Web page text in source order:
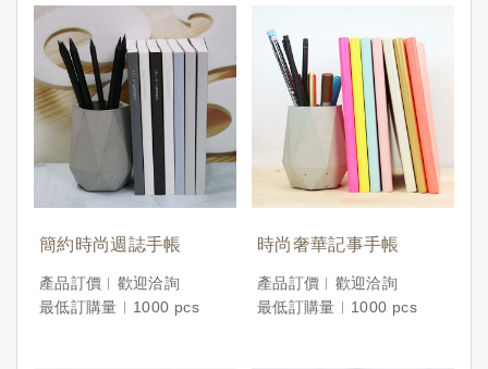
簡約時尚週誌手帳
產品訂價︱歡迎洽詢
最低訂購量︱1000 pcs
時尚奢華記事手帳
產品訂價︱歡迎洽詢
最低訂購量︱1000 pcs